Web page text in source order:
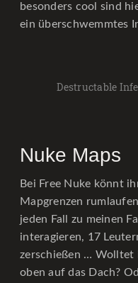
besonders cool sind
ein überschwemmtes
Destructable
Nuke Maps
Bei Free Nuke könnt
Mapgrenzen
jeden Fall zu meinen
interagieren, 17
zerschießen … Wolltet
oben auf das Dach?